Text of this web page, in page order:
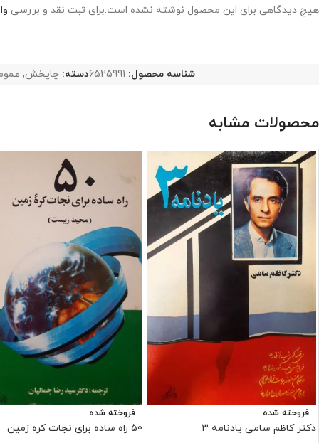
هیچ دیدگاهی برای این محصول نوشته نشده است.برای ثبت نقد و بررسی
شناسه محصول: 6525991دسته: چاپخش,
محصولات مشابه
فروخته شده
دکتر کاظم سامی یادنامه 3
فروخته شده
50 راه ساده برای نجات کره زمین